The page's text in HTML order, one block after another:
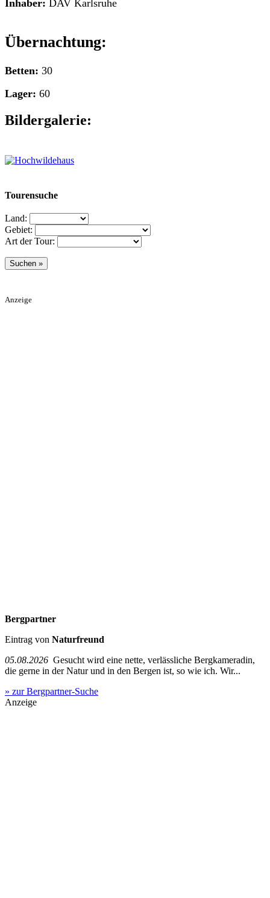
Inhaber: DAV Karlsruhe
Übernachtung:
Betten: 30
Lager: 60
Bildergalerie:
Tourensuche
Land:
Gebiet:
Art der Tour:
Anzeige
Bergpartner
Eintrag von Naturfreund
05.08.2026 Gesucht wird eine nette, verlässliche Bergkameradin,
die gerne in der Natur und in den Bergen ist, so wie ich. Wir...
» zur Bergpartner-Suche
Anzeige